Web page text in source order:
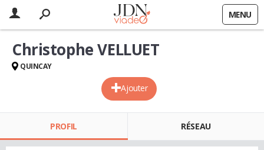
MENU
Ajouter
Christophe VELLUET
QUINCAY
PROFIL RÉSEAU